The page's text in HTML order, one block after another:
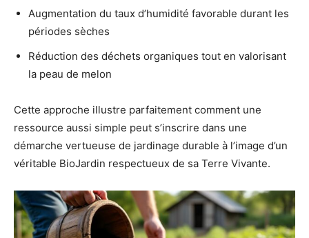
Augmentation du taux d’humidité favorable durant les
périodes sèches
Réduction des déchets organiques tout en valorisant
la peau de melon
Cette approche illustre parfaitement comment une
ressource aussi simple peut s’inscrire dans une
démarche vertueuse de jardinage durable à l’image d’un
véritable BioJardin respectueux de sa Terre Vivante.